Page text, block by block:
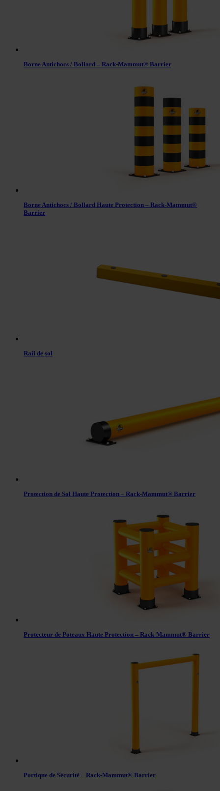
Borne Antichocs / Bollard – Rack-Mammut® Barrier
Borne Antichocs / Bollard Haute Protection – Rack-Mammut®
Barrier
Rail de sol
Protection de Sol Haute Protection – Rack-Mammut® Barrier
Protecteur de Poteaux Haute Protection – Rack-Mammut® Barrier
Portique de Sécurité – Rack-Mammut® Barrier